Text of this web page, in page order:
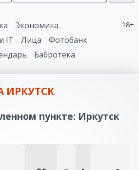
18+
Экономика
IT Лица
Фотобанк
Бабротека
ИРКУТСК
пункте: Иркутск